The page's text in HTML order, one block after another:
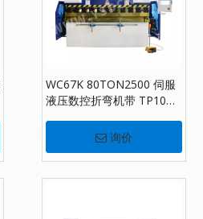
WC67K 80TON2500 伺服
液压数控折弯机带 TP10，
询价